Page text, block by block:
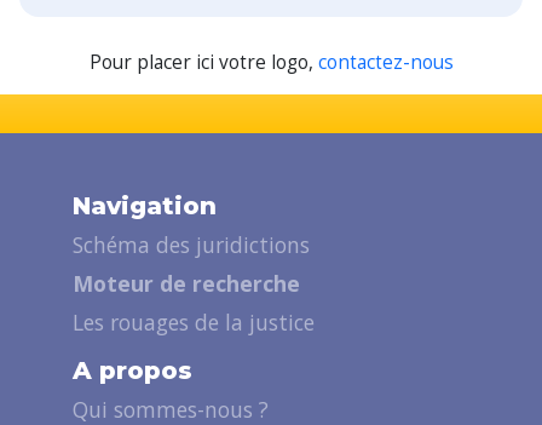
Pour placer ici votre logo, contactez-nous
Navigation
Schéma des juridictions
Moteur de recherche
Les rouages de la justice
A propos
Qui sommes-nous ?